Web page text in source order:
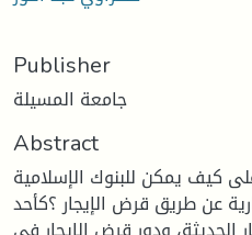
Publisher
جامعة المسيلة
Abstract
كيف يمكن للبنوك الإسلامية
عن طريق قرض الإيجار ؟كأحد